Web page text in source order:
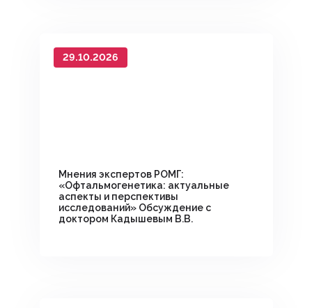
29.10.2026
Мнения экспертов РОМГ:
«Офтальмогенетика: актуальные
аспекты и перспективы
исследований» Обсуждение с
доктором Кадышевым В.В.